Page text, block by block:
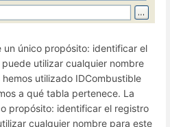
un único propósito: identificar el
utilizar cualquier nombre
utilizado IDCombustible
a qué tabla pertenece. La
propósito: identificar el registro
cualquier nombre para este